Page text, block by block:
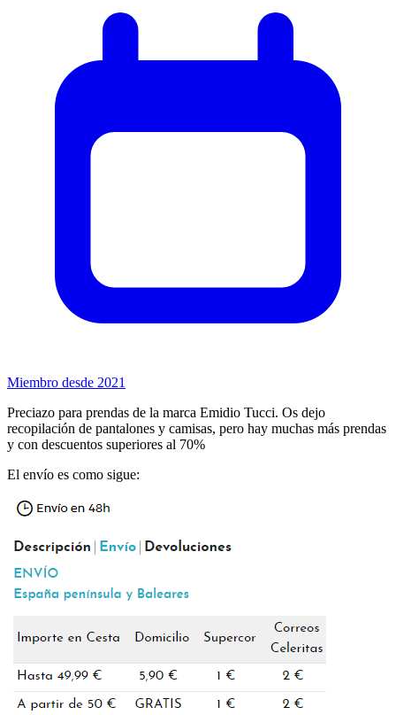
Miembro desde 2021
Preciazo para prendas de la marca Emidio Tucci. Os dejo
recopilación de pantalones y camisas, pero hay muchas más prendas
y con descuentos superiores al 70%
El envío es como sigue: